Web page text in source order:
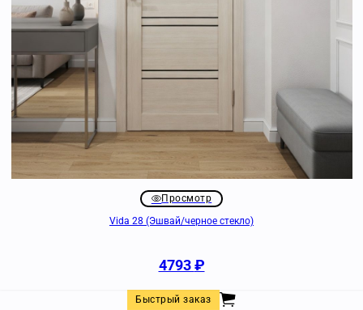
Просмотр
Vida 28 (Эшвай/черное стекло)
4793₽
Быстрый заказ